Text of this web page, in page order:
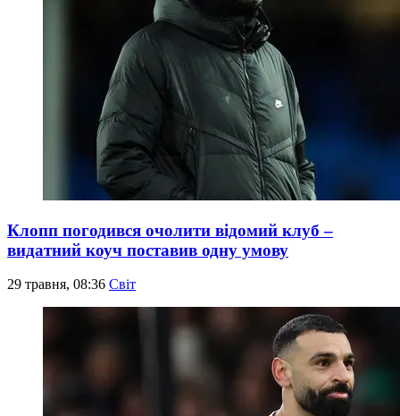
Клопп погодився очолити відомий клуб –
видатний коуч поставив одну умову
29 травня, 08:36 Світ